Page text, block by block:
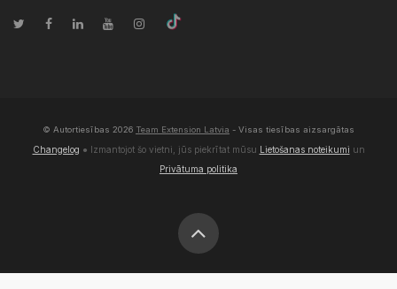
© Autortiesības 2026 Team Extension Latvia - Visas tiesības aizsargātas
Changelog ● Izmantojot šo vietni, jūs piekrītat mūsu Lietošanas noteikumi un
Privātuma politika